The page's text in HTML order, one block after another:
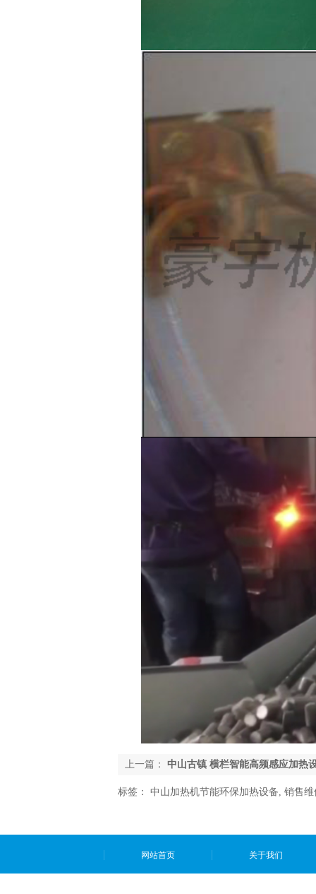
上一篇： 中山古镇 横栏智能高频感应加热
标签： 中山加热机节能环保加热设备, 销售维
网站首页 关于我们